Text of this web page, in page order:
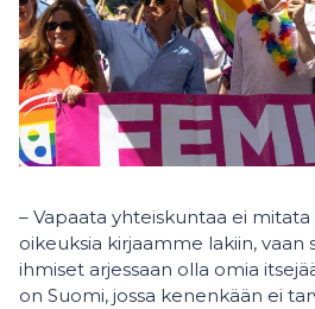
– Vapaata yhteiskuntaa ei mitata
oikeuksia kirjaamme lakiin, vaan
ihmiset arjessaan olla omia
on Suomi, jossa kenenkään ei